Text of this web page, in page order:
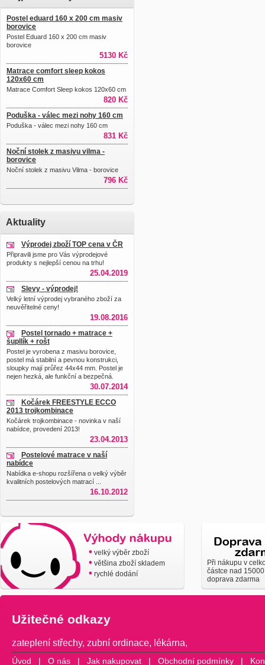
Postel eduard 160 x 200 cm masiv
borovice
Postel Eduard 160 x 200 cm masiv
borovice
5130 Kč
Matrace comfort sleep kokos
120x60 cm
Matrace Comfort Sleep kokos 120x60 cm
820 Kč
Poduška - válec mezi nohy 160 cm
Poduška - válec mezi nohy 160 cm
831 Kč
Noční stolek z masivu vilma -
borovice
Noční stolek z masivu Vilma - borovice
796 Kč
Aktuality
Výprodej zboží TOP cena v ČR
Připravili jsme pro Vás výprodejové
produkty s nejlepší cenou na trhu!
25.04.2019
Slevy - výprodej!
Velký letní výprodej vybraného zboží za
neuvěřitelné ceny!
19.08.2016
Postel tornado + matrace +
šupllík + rošt
Postel je vyrobena z masivu borovice,
postel má stabilní a pevnou konstrukci,
sloupky mají průřez 44x44 mm. Postel je
nejen hezká, ale funkční a bezpečná.
30.07.2014
Kočárek FREESTYLE ECCO
2013 trojkombinace
Kočárek trojkombinace - novinka v naší
nabídce, provedení 2013!
23.04.2013
Postelové matrace v naší
nabídce
Nabídka e-shopu rozšířena o velký výběr
kvalitních postelových matrací ...
16.10.2012
• velký výběr zboží
• většina zboží skladem
• rychlé dodání
Při nákupu v
částce nad
doprava zdarma
Užitečné odkazy
zateplení střechy, zubní ordinace, lékárna,
Úvod | O nás | Jak nakupovat | Obchodní podmínky |